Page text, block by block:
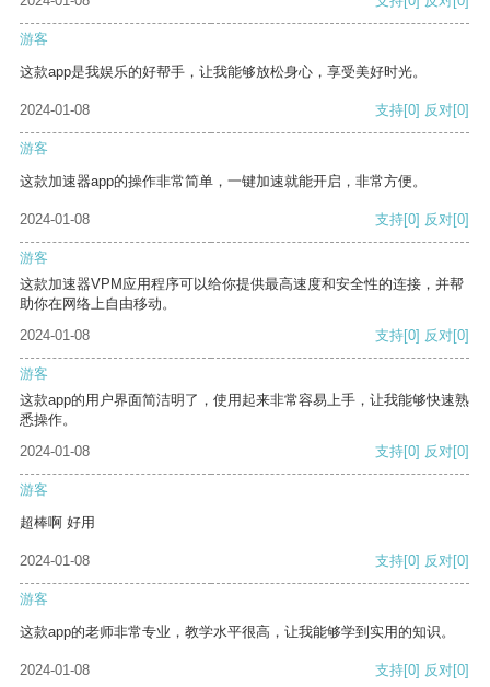
游客
这款app是我娱乐的好帮手，让我能够放松身心，享受美好时光。
2024-01-08 支持[0] 反对[0]
游客
这款加速器app的操作非常简单，一键加速就能开启，非常方便。
2024-01-08 支持[0] 反对[0]
游客
这款加速器VPM应用程序可以给你提供最高速度和安全性的连接，并帮
助你在网络上自由移动。
2024-01-08
支持[0] 反对[0]
游客
这款app的用户界面简洁明了，使用起来非常容易上手，让我能够快速熟
悉操作。
2024-01-08
支持[0] 反对[0]
游客
超棒啊 好用
2024-01-08 支持[0] 反对[0]
游客
这款app的老师非常专业，教学水平很高，让我能够学到实用的知识。
2024-01-08 支持[0] 反对[0]